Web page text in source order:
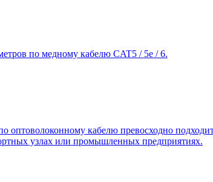
по медному кабелю CAT5 / 5e / 6.
кабелю превосходно
узлах или промышленных предприятиях.